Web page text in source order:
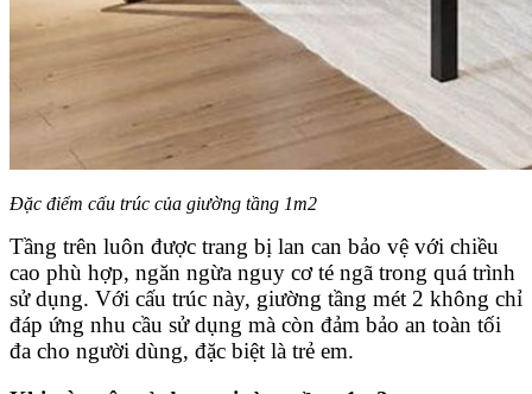
Đặc điểm cấu trúc của giường tầng 1m2
Tầng trên luôn được trang bị lan can bảo vệ với chiều
cao phù hợp, ngăn ngừa nguy cơ té ngã trong quá trình
sử dụng. Với cấu trúc này, giường tầng mét 2 không chỉ
đáp ứng nhu cầu sử dụng mà còn đảm bảo an toàn tối
đa cho người dùng, đặc biệt là trẻ em.